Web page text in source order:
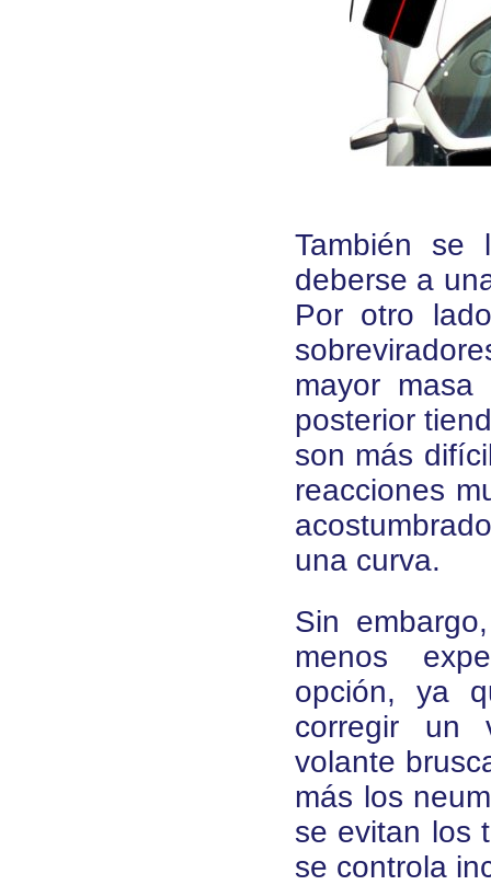
También se
deberse a
Por otro
mayor
posterior
son más
reacciones
una curva.
Sin
menos
opción, ya
corregir un
volante
más los
se evitan los
se controla